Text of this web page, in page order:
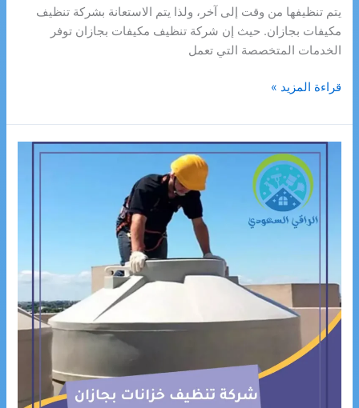
يتم تنظيفها من وقت إلى آخر، ولذا يتم الاستعانة بشركة تنظيف
مكيفات بجازان. حيث إن شركة تنظيف مكيفات بجازان توفر
الخدمات المتخصصة التي تعمل
شركة
مكيفات
بجازان
قراءة المزيد »